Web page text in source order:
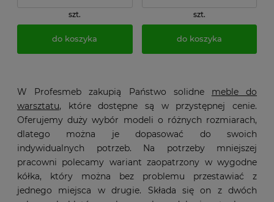
szt.
do koszyka
szt.
do koszyka
W Profesmeb zakupią Państwo solidne meble do
warsztatu, które dostępne są w przystępnej cenie.
Oferujemy duży wybór modeli o różnych rozmiarach,
dlatego można je dopasować do swoich
indywidualnych potrzeb. Na potrzeby mniejszej
pracowni polecamy wariant zaopatrzony w wygodne
kółka, który można bez problemu przestawiać z
jednego miejsca w drugie. Składa się on z dwóch